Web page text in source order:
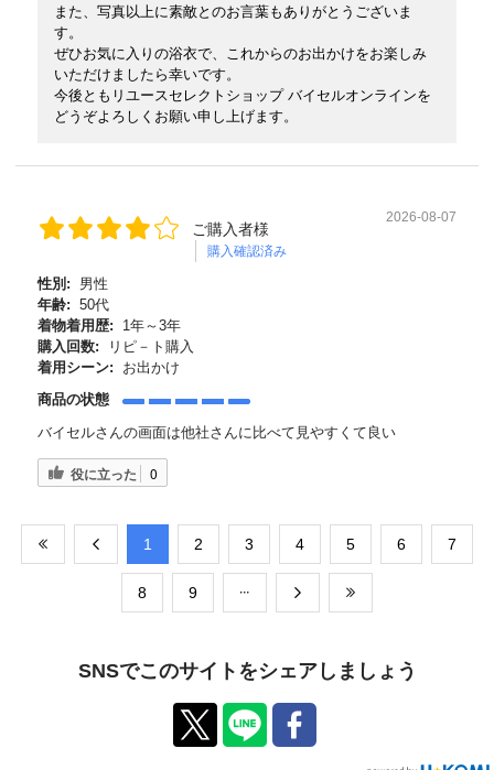
また、写真以上に素敵とのお言葉もありがとうございま
す。
ぜひお気に入りの浴衣で、これからのお出かけをお楽しみ
いただけましたら幸いです。
今後ともリユースセレクトショップ バイセルオンラインを
どうぞよろしくお願い申し上げます。
ご購入者様
購入確認済み
2026-08-07
性別:
男性
年齢: 50代
着物着用歴:
1年～3年
購入回数:
リピ－ト購入
着用シーン:
お出かけ
商品の状態
バイセルさんの画面は他社さんに比べて見やすくて良い
役に立った 0
​1 ​2 ​3 ​4 ​5 ​6 ​7
​8 ​9
SNSでこのサイトをシェアしましょう